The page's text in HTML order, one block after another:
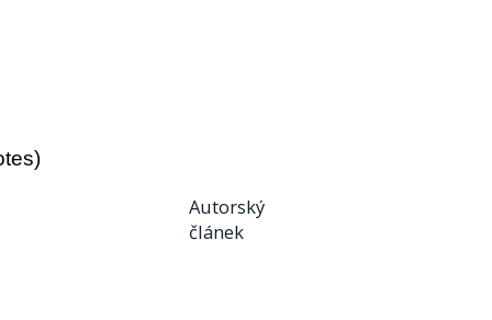
Autorský
článek